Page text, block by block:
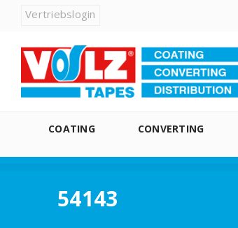
Vertriebslogin
COATING CONVERTING
54143